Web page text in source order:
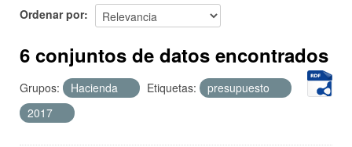
Acerca de
Ordenar por
6 conjuntos de datos encontrados
Grupos: Hacienda Etiquetas:
presupuesto
2017